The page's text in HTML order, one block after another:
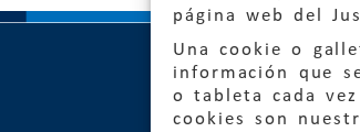
página web del
Una cookie o
información que
o tableta cada
cookies son